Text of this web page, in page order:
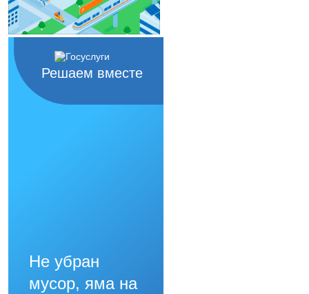
Решаем вместе
Не убран
мусор, яма на